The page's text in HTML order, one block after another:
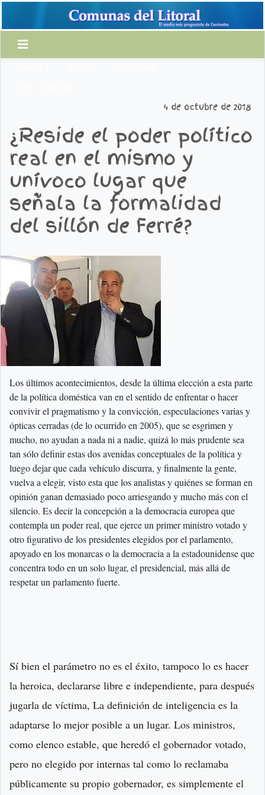
4 de octubre de 2018
¿Reside el poder político
real en el mismo y
unívoco lugar que
señala la formalidad
del sillón de Ferré?
Los últimos acontecimientos, desde la última elección a esta parte
de la política doméstica van en el sentido de enfrentar o hacer
convivir el pragmatismo y la convicción, especulaciones varias y
ópticas cerradas (de lo ocurrido en 2005), que se esgrimen y
mucho, no ayudan a nada ni a nadie, quizá lo más prudente sea
tan sólo definir estas dos avenidas conceptuales de la política y
luego dejar que cada vehículo discurra, y finalmente la gente,
vuelva a elegir, visto esta que los analistas y quiénes se forman en
opinión ganan demasiado poco arriesgando y mucho más con el
silencio. Es decir la concepción a la democracia europea que
contempla un poder real, que ejerce un primer ministro votado y
otro figurativo de los presidentes elegidos por el parlamento,
apoyado en los monarcas o la democracia a la estadounidense que
concentra todo en un solo lugar, el presidencial, más allá de
respetar un parlamento fuerte.
Sí bien el parámetro no es el éxito, tampoco lo es hacer
la heroica, declararse libre e independiente, para después
jugarla de víctima, La definición de inteligencia es la
adaptarse lo mejor posible a un lugar. Los ministros,
como elenco estable, que heredó el gobernador votado,
pero no elegido por internas tal como lo reclamaba
públicamente su propio gobernador, es simplemente el